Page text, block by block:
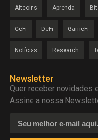
Altcoins Aprenda
CeFi DeFi GameFi
Notícias Research
Newsletter
Quer receber novidades
Assine a nossa